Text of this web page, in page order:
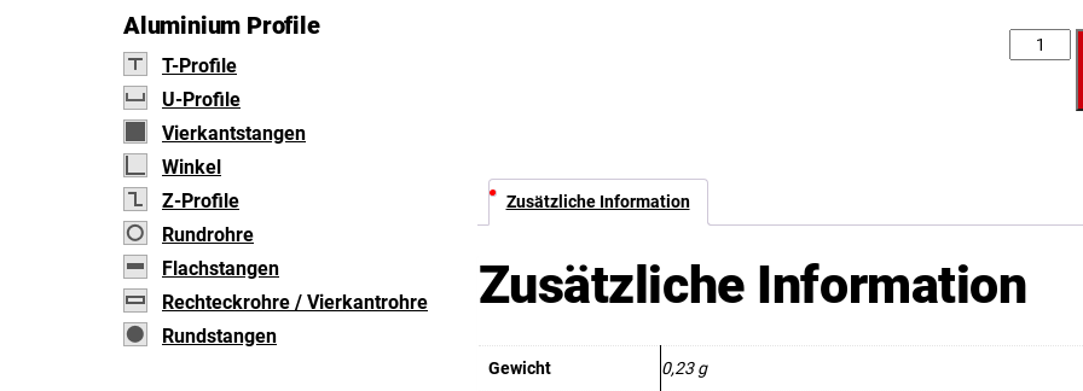
Anzahl
Zusätzliche Information
Zusätzliche Information
Gewicht 0,23 g
Aluminium Profile
T-Profile
U-Profile
Vierkantstangen
Winkel
Z-Profile
Rundrohre
Flachstangen
Rechteckrohre / Vierkantrohre
Rundstangen